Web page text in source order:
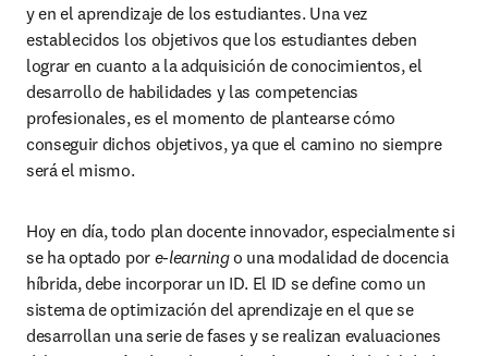
y en el aprendizaje de los estudiantes. Una vez
establecidos los objetivos que los estudiantes deben
lograr en cuanto a la adquisición de conocimientos, el
desarrollo de habilidades y las competencias
profesionales, es el momento de plantearse cómo
conseguir dichos objetivos, ya que el camino no siempre
será el mismo.
Hoy en día, todo plan docente innovador, especialmente si
se ha optado por e-learning o una modalidad de docencia
híbrida, debe incorporar un ID. El ID se define como un
sistema de optimización del aprendizaje en el que se
desarrollan una serie de fases y se realizan evaluaciones